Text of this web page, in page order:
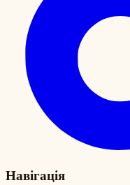
Навігація